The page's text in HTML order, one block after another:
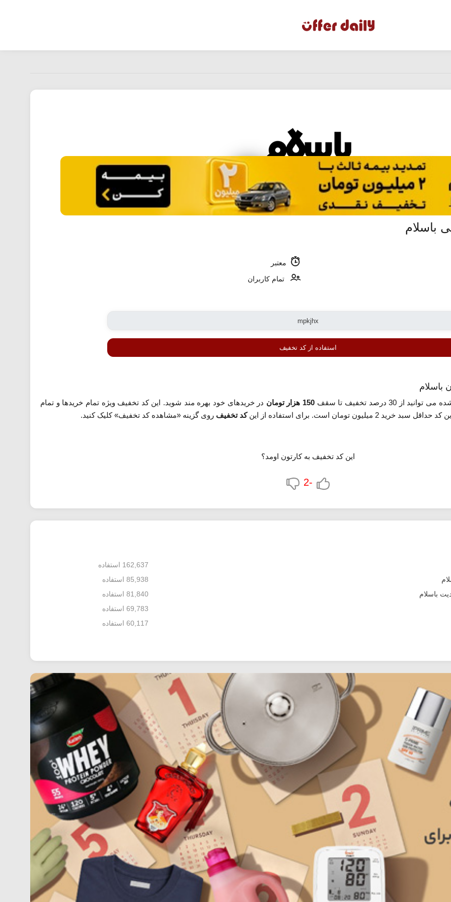
معتبر
تمام کاربران
استفاده از کد تخفیف
از 30 درصد تخفیف تا سقف 150 هزار تومان
در خریدهای خود بهره مند شوید. این کد تخفیف ویژه تمام خریدها و تمام
تومان است. برای استفاده از این
کد تخفیف روی گزینه «مشاهده کد تخفیف» کلیک کنید.
این کد تخفیف به کارتون اومد؟
-2
162,637 استفاده
85,938 استفاده
81,840 استفاده
69,783 استفاده
60,117 استفاده